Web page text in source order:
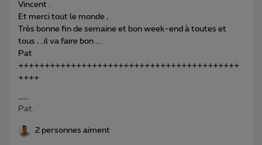
Vincent .
Et merci tout le monde ,
Très bonne fin de semaine et bon week-end à toutes et
tous , ..il va faire bon ...
Pat
++++++++++++++++++++++++++++++++++++++++++
++++
Pat.
2 personnes aiment